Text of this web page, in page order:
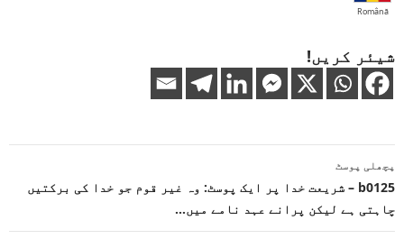
Română
شیئر کریں!
پوسٹوں
کی
نیویگیشن
پچھلی پوسٹ
b0125 – شریعت خدا پر ایک پوسٹ: وہ غیر قوم جو خدا کی برکتیں
چاہتی ہے لیکن پرانے عہد نامے میں…